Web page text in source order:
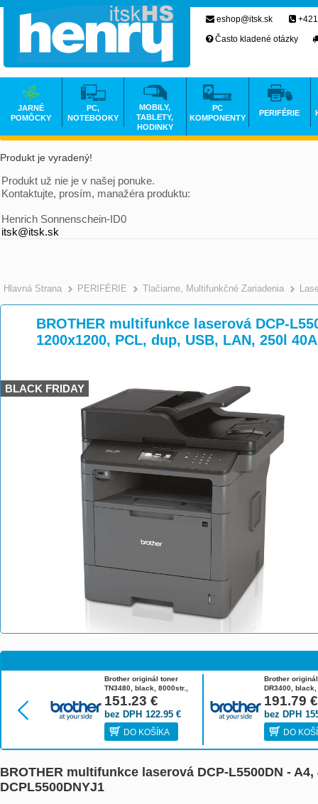
Produkt je vyradený!
Produkt už nie je v našej ponuke.
Kontaktujte, prosím, manažéra produktu:
Henrich Sonnenschein-ID0
itsk@itsk.sk
Hlavná Strana >
PERIFÉRIE >
Tlačiarne, Multifunkčné Zariadenia
BROTHER multifunkce laserová DCP-
1200x1200, PCL, dup, USB, LAN, 250l
BLACK FRIDAY
Brother originál toner
TN3480, black, 8000str.,
Brother HL-L6400DW
151.23 €
122.95 €
bez DPH
DO KOŠÍKA
Brother
DR3400,
Brother HL-
191.79
bez DPH
DO
BROTHER multifunkce laserová DCP-L5500DN -
DCPL5500DNYJ1
eshop@itsk.sk
Často kladené otázky
JARNÉ
POMÔCKY
PC,
NOTEBOOKY
MOBILY,
TABLETY,
HODINKY
PC
KOMPONENTY
PERIFÉRIE